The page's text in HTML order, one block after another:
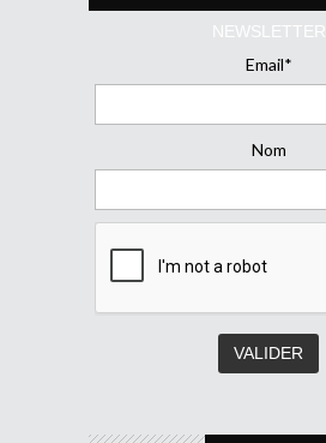
NEWSLETTER
Email*
Nom